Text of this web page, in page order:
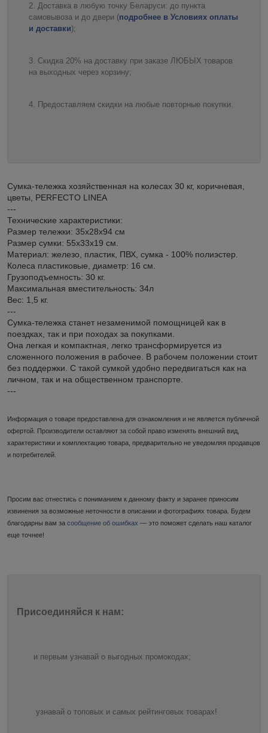
Доставка в любую точку Беларуси: до пункта
самовывоза и до двери (подробнее в Условиях оплаты
и доставки);
Скидка 20% на доставку при заказе ЛЮБЫХ товаров
на выходных через корзину;
Предоставляем скидки на любые повторные покупки.
Сумка-тележка хозяйственная на колесах 30 кг, коричневая,
цветы, PERFECTO LINEA
---
Технические характеристики:
Размер тележки: 35х28х94 см
Размер сумки: 55х33х19 см.
Материал: железо, пластик, ПВХ, сумка - 100% полиэстер.
Колеса пластиковые, диаметр: 16 см.
Грузоподъемность: 30 кг.
Максимальная вместительность: 34л
Вес: 1,5 кг.
---
Сумка-тележка станет незаменимой помощницей как в
поездках, так и при походах за покупками.
Она легкая и компактная, легко трансформируется из
сложенного положения в рабочее. В рабочем положении стоит
без поддержки. С такой сумкой удобно передвигаться как на
личном, так и на общественном транспорте.
---
Информация о товаре предоставлена для ознакомления и не является публичной
офертой. Производители оставляют за собой право изменять внешний вид,
характеристики и комплектацию товара, предварительно не уведомляя продавцов
и потребителей.
Просим вас отнестись с пониманием к данному факту и заранее приносим
извинения за возможные неточности в описании и фотографиях товара. Будем
благодарны вам за сообщение об ошибках — это поможет сделать наш каталог
еще точнее!
Присоединяйся к нам:
и первым узнавай о выгодных промокодах;
узнавай о топовых и самых рейтинговых товарах!